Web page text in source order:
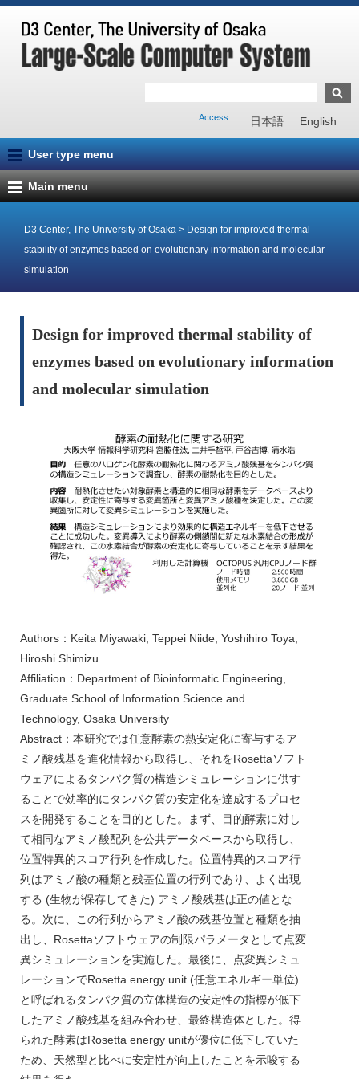
日本語 English
Access
User type menu
Main menu
D3 Center, The University of Osaka > Design for improved thermal
stability of enzymes based on evolutionary information and molecular
simulation
Design for improved thermal stability of
enzymes based on evolutionary information
and molecular simulation
Authors：Keita Miyawaki, Teppei Niide, Yoshihiro Toya,
Hiroshi Shimizu
Affiliation：Department of Bioinformatic Engineering,
Graduate School of Information Science and
Technology, Osaka University
Abstract：本研究では任意酵素の熱安定化に寄与するア
ミノ酸残基を進化情報から取得し、それをRosettaソフト
ウェアによるタンパク質の構造シミュレーションに供す
ることで効率的にタンパク質の安定化を達成するプロセ
スを開発することを目的とした。まず、目的酵素に対し
て相同なアミノ酸配列を公共データベースから取得し、
位置特異的スコア行列を作成した。位置特異的スコア行
列はアミノ酸の種類と残基位置の行列であり、よく出現
する (生物が保存してきた) アミノ酸残基は正の値とな
る。次に、この行列からアミノ酸の残基位置と種類を抽
出し、Rosettaソフトウェアの制限パラメータとして点変
異シミュレーションを実施した。最後に、点変異シミュ
レーションでRosetta energy unit (任意エネルギー単位)
と呼ばれるタンパク質の立体構造の安定性の指標が低下
したアミノ酸残基を組み合わせ、最終構造体とした。得
られた酵素はRosetta energy unitが優位に低下していた
ため、天然型と比べに安定性が向上したことを示唆する